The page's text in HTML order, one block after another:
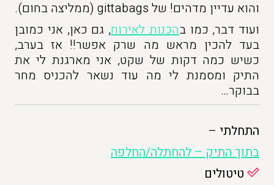
והוא עדיין מדהים! של gittabags (ממליצה בחום).
ועוד דבר, כמו בהכנות לאירוח, גם כאן, אני כמובן
בעד להכין מראש מה שרק אפשר!! אז בערב,
כשיש כמה דקות של שקט, אני מארגנת לי את
התיק ומסמנת לי מה עוד נשאר להכניס מחר
בבוקר…
התחלתי –
בתוך התיק – להחתלה/החלפה
טיטולים